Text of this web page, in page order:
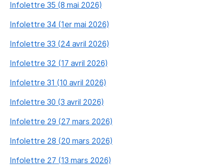
Infolettre 35 (8 mai 2026)
Infolettre 34 (1er mai 2026)
Infolettre 33 (24 avril 2026)
Infolettre 32 (17 avril 2026)
Infolettre 31 (10 avril 2026)
Infolettre 30 (3 avril 2026)
Infolettre 29 (27 mars 2026)
Infolettre 28 (20 mars 2026)
Infolettre 27 (13 mars 2026)